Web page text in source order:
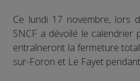
Ce lundi 17 novembre, lors
SNCF a dévoilé le calendrier
entraîneront la fermeture
sur-Foron et Le Fayet